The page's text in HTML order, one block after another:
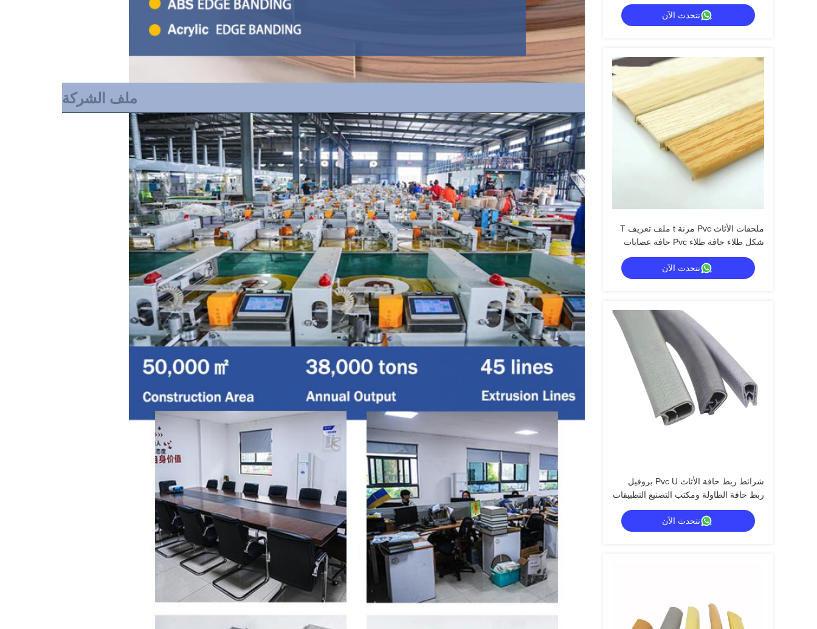
الحافة الملف الشخصي الزخرفة
نتحدث الآن
ملحقات الأثاث Pvc مرنة t ملف تعريف T
شكل طلاء حافة طلاء Pvc حافة عصابات
نتحدث الآن
شرائط ربط حافة الأثاث Pvc U بروفيل
ربط حافة الطاولة ومكتب التصنيع التطبيقات
مواد ربط حافة PVC
نتحدث الآن
ملف الشركة